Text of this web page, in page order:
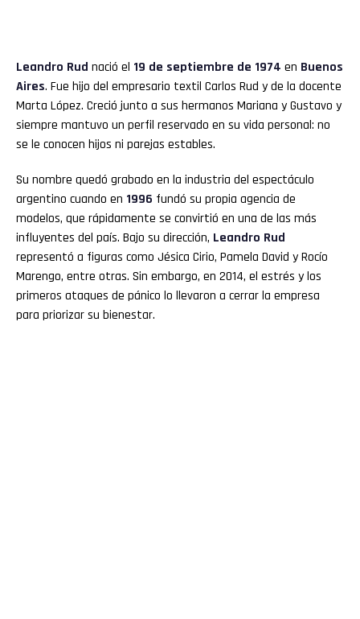
Leandro Rud nació el 19 de septiembre de 1974 en Buenos
Aires. Fue hijo del empresario textil Carlos Rud y de la docente
Marta López. Creció junto a sus hermanos Mariana y Gustavo y
siempre mantuvo un perfil reservado en su vida personal: no
se le conocen hijos ni parejas estables.
Su nombre quedó grabado en la industria del espectáculo
argentino cuando en 1996 fundó su propia agencia de
modelos, que rápidamente se convirtió en una de las más
influyentes del país. Bajo su dirección, Leandro Rud
representó a figuras como Jésica Cirio, Pamela David y Rocío
Marengo, entre otras. Sin embargo, en 2014, el estrés y los
primeros ataques de pánico lo llevaron a cerrar la empresa
para priorizar su bienestar.